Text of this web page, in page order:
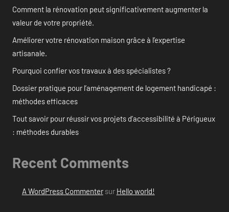
Comment la rénovation peut significativement augmenter la
valeur de votre propriété.
Améliorer votre rénovation maison grâce à l’expertise
artisanale.
Pourquoi confier vos travaux à des spécialistes ?
Dossier pratique pour l’aménagement de logement handicapé :
méthodes efficaces
Tout savoir pour réussir vos projets d’accessibilité à Périgueux
: méthodes durables
Recent Comments
A WordPress Commentersur Hello world!